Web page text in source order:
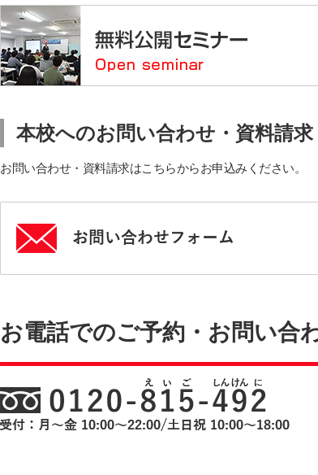
本校へのお問い合わせ・資料請求
お問い合わせ・資料請求はこちらからお申込みください。
お電話でのご予約・お問い合